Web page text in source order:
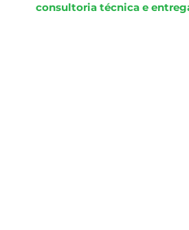
consultoria técnica e